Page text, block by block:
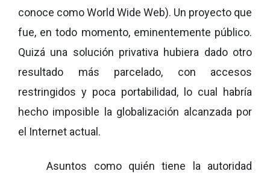
conoce como World Wide Web). Un proyecto que
fue, en todo momento, eminentemente público.
Quizá una solución privativa hubiera dado otro
resultado más parcelado, con accesos
restringidos y poca portabilidad, lo cual habría
hecho imposible la globalización alcanzada por
el Internet actual.
Asuntos como quién tiene la autoridad